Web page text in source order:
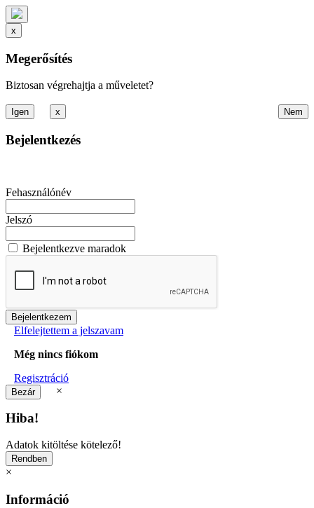
x
Megerősítés
Biztosan végrehajtja a műveletet?
x
Bejelentkezés
Fehasználónév
Jelszó
Bejelentkezve maradok
Elfelejtettem a jelszavam
Még nincs fiókom
Regisztráció
×
Hiba!
Adatok kitöltése kötelező!
×
Információ